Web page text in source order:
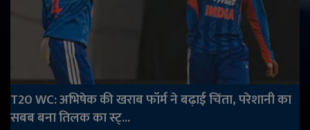
T20 WC: अभिषेक की खराब फॉर्म ने बढ़ाई चिंता, परेशानी का
सबब बना तिलक का स्ट्...